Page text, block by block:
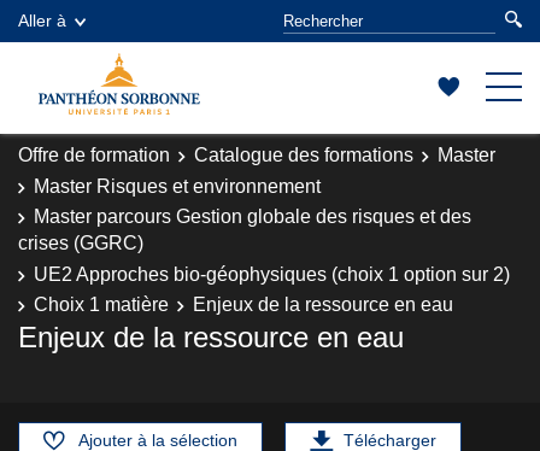
Aller à
Offre de formation Catalogue des formations
Master
Master Risques et environnement
Master parcours Gestion globale des risques et des
crises (GGRC)
UE2 Approches bio-géophysiques (choix 1 option sur 2)
Choix 1 matière
Enjeux de la ressource en eau
Enjeux de la ressource en eau
Ajouter à la sélection Télécharger